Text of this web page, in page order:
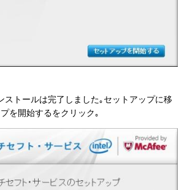
ストールは完了しました｡セットアップに移
を開始するをクリック｡